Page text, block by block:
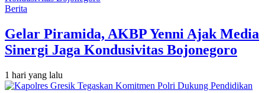
Berita
Gelar Piramida, AKBP Yenni Ajak Media
Sinergi Jaga Kondusivitas Bojonegoro
1 hari yang lalu